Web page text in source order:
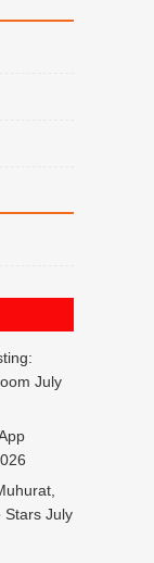
July
Stars July